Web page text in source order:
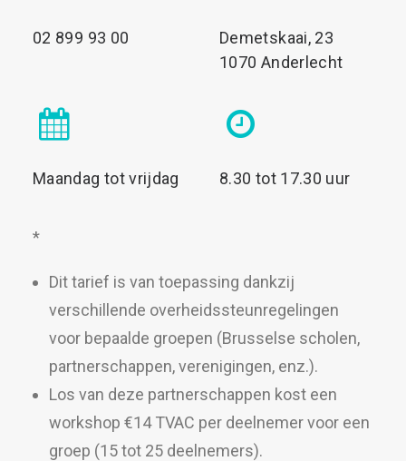
02 899 93 00
Demetskaai, 23
1070 Anderlecht
Maandag tot vrijdag 8.30 tot 17.30 uur
*
Dit tarief is van toepassing dankzij
verschillende overheidssteunregelingen
voor bepaalde groepen (Brusselse scholen,
partnerschappen, verenigingen, enz.).
Los van deze partnerschappen kost een
workshop €14 TVAC per deelnemer voor een
groep (15 tot 25 deelnemers).